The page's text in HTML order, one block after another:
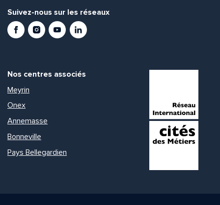
Suivez-nous sur les réseaux
FacebookInstagramYoutubeLinkedIn
Nos centres associés
Meyrin
Onex
Annemasse
Bonneville
Pays Bellegardien